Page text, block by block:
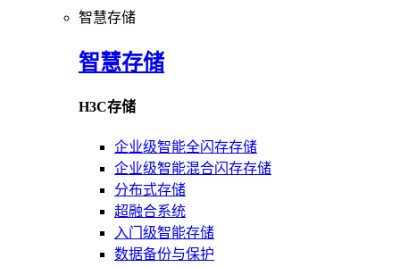
智慧存储
智慧存储
H3C存储
企业级智能全闪存存储
企业级智能混合闪存存储
分布式存储
超融合系统
入门级智能存储
数据备份与保护